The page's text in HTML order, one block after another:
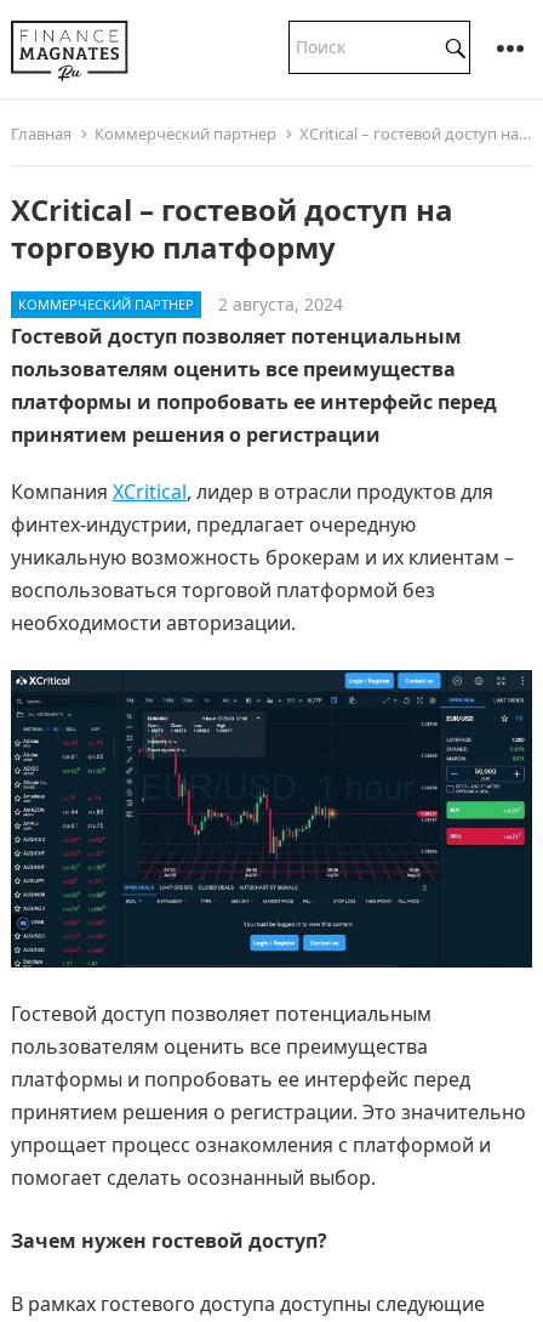
Главная Коммерческий партнер XCritical – гостевой доступ на торговую платформу
XCritical – гостевой доступ на
торговую платформу
КОММЕРЧЕСКИЙ ПАРТНЕР 2 августа, 2024
Гостевой доступ позволяет потенциальным
пользователям оценить все преимущества
платформы и попробовать ее интерфейс перед
принятием решения о регистрации
Компания XCritical, лидер в отрасли продуктов для
финтех-индустрии, предлагает очередную
уникальную возможность брокерам и их клиентам –
воспользоваться торговой платформой без
необходимости авторизации.
Гостевой доступ позволяет потенциальным
пользователям оценить все преимущества
платформы и попробовать ее интерфейс перед
принятием решения о регистрации. Это значительно
упрощает процесс ознакомления с платформой и
помогает сделать осознанный выбор.
Зачем нужен гостевой доступ?
В рамках гостевого доступа доступны следующие